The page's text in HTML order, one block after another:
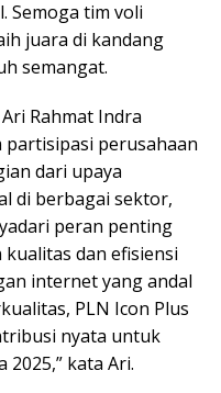
Semoga tim voli
juara di kandang
semangat.
Rahmat Indra
partisipasi perusahaan
dari upaya
di berbagai sektor,
peran penting
dan efisiensi
internet yang andal
PLN Icon Plus
nyata untuk
kata Ari.